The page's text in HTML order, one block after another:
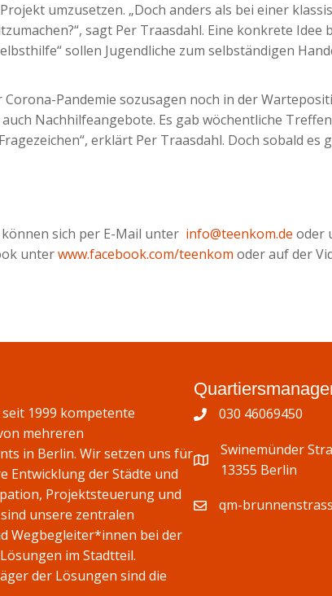
umzusetzen. „Doch anders als bei einer
sagt Per Traasdahl. Eine konkrete Idee
sollen Jugendliche zum selbständigen
Pandemie sozusagen noch in der
Nachhilfeangebote. Es gab wöchentliche
erklärt Per Traasdahl. Doch sobald es
sich per E-Mail unter info@teenkom.de oder
unterwww.facebook.com/teenkom oder auf der
1999 kompetente
mehreren
in Berlin. Wir setzen uns für
Entwicklung der Städte und
Projektsteuerung und
unsere zentralen
Wegbegleiter*innen bei der
im Stadtteil.
der Lösungen sind die
030 46069450
Swinemünder
13355 Berlin
qm-